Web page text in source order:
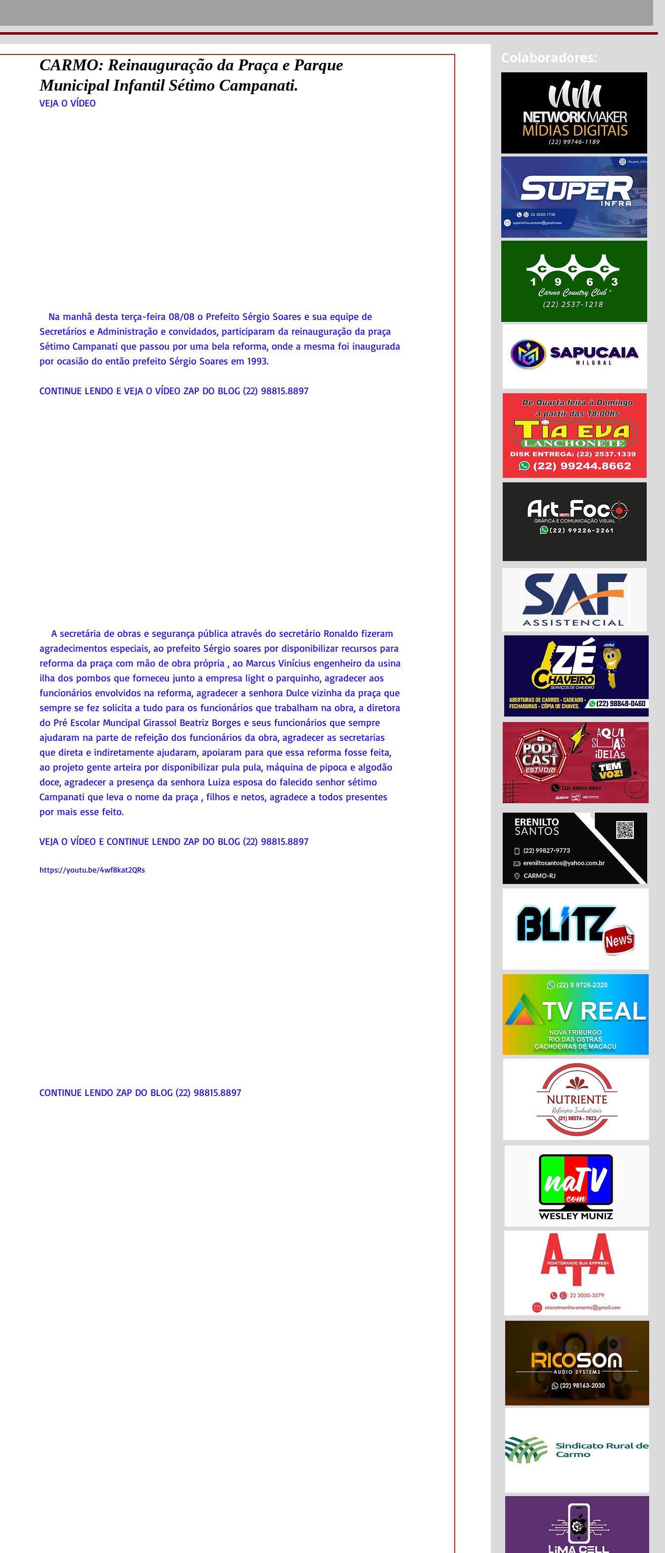
CARMO: Reinauguração da Praça e Parque
Municipal Infantil Sétimo Campanati.
VEJA O VÍDEO
Secretários e Administração e convidados, participaram da reinauguração da praça
Sétimo Campanati que passou por uma bela reforma, onde a mesma foi inaugurada
por ocasião do então prefeito Sérgio Soares em 1993.
CONTINUE LENDO E VEJA O VÍDEO ZAP DO BLOG (22) 98815.8897
agradecimentos especiais, ao prefeito Sérgio soares por disponibilizar recursos para
reforma da praça com mão de obra própria , ao Marcus Vinícius engenheiro da usina
ilha dos pombos que forneceu junto a empresa light o parquinho, agradecer aos
funcionários envolvidos na reforma, agradecer a senhora Dulce vizinha da praça que
sempre se fez solicita a tudo para os funcionários que trabalham na obra, a diretora
do Pré Escolar Muncipal Girassol Beatriz Borges e seus funcionários que sempre
ajudaram na parte de refeição dos funcionários da obra, agradecer as secretarias
que direta e indiretamente ajudaram, apoiaram para que essa reforma fosse feita,
ao projeto gente arteira por disponibilizar pula pula, máquina de pipoca e algodão
doce, agradecer a presença da senhora Luiza esposa do falecido senhor sétimo
Campanati que leva o nome da praça , filhos e netos, agradece a todos presentes
por mais esse feito.
VEJA O VÍDEO E CONTINUE LENDO ZAP DO BLOG (22) 98815.8897
https://youtu.be/4wf8kat2QRs
CONTINUE LENDO ZAP DO BLOG (22) 98815.8897
Colaboradores: